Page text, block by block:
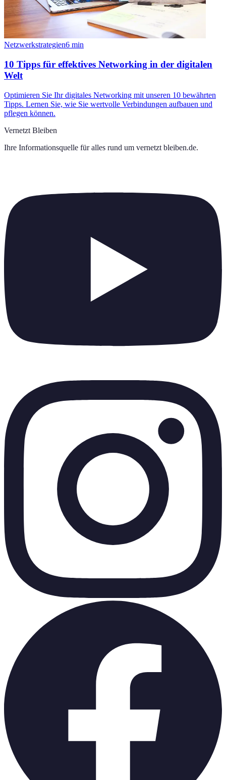
Netzwerkstrategien6 min
10 Tipps für effektives Networking in der digitalen
Welt
Optimieren Sie Ihr digitales Networking mit unseren 10 bewährten
Tipps. Lernen Sie, wie Sie wertvolle Verbindungen aufbauen und
pflegen können.
Vernetzt Bleiben
Ihre Informationsquelle für alles rund um vernetzt bleiben.de.